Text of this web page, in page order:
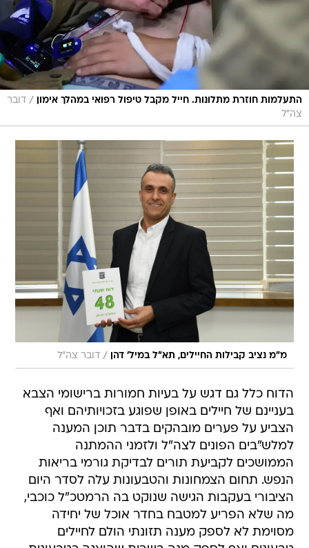
התעלמות חוזרת מתלונות. חייל מקבל טיפול רפואי במהלך אימון / דובר
צה"ל
מ"מ נציב קבילות החיילים, תא"ל במיל' דהן / דובר צה"ל
הדוח כלל גם דגש על בעיות חמורות ברישומי הצבא
בעניינם של חיילים באופן שפוגע בזכויותיהם ואף
הצביע על פערים מובהקים בדבר תוכן המענה
למלש"ּבים הפונים לצה"ל ולזמני ההמתנה
הממושכים לקביעת תורים לבדיקת גורמי בריאות
הנפש. תחום הצמחונות והטבעונות עלה לסדר היום
הציבורי בעקבות הגישה שנוקט בה הרמטכ"ל כוכבי,
מה שלא הפריע למטבח בחדר אוכל של יחידה
מסוימת לא לספק מענה תזונתי הולם לחיילים